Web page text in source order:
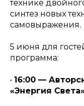
технике
синтез новых
самовыражения.
5 июня для
программа:
• 16:00 —
«Энергия